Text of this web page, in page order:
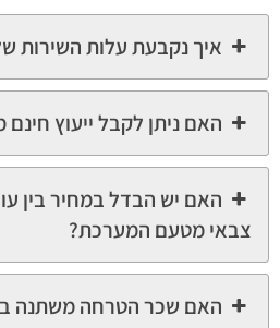
איך נקבעת עלות השירות
האם ניתן לקבל ייעוץ חינם
האם יש הבדל במחיר בין
צבאי מטעם המערכת?
האם שכר הטרחה משתנה